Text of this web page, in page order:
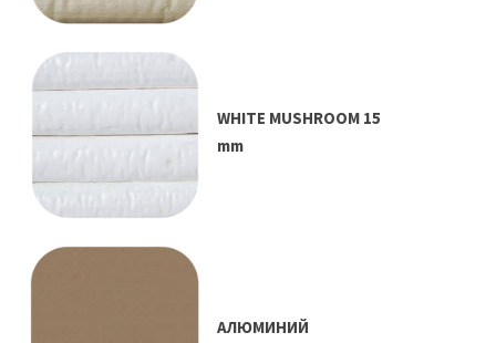
WHITE MUSHROOM 15
mm
АЛЮМИНИЙ